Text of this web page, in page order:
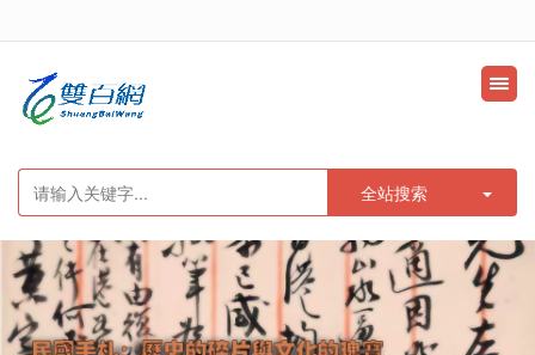
全站搜索